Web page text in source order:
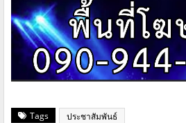
Tags ประชาสัมพันธ์